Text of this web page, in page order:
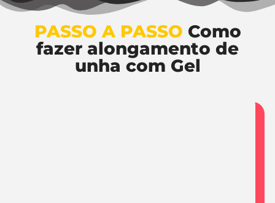
PASSO A PASSO Como
fazer alongamento de
unha com Gel